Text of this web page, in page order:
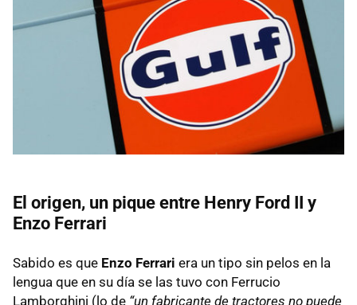
El origen, un pique entre Henry Ford II y
Enzo Ferrari
Sabido es que Enzo Ferrari era un tipo sin pelos en la
lengua que en su día se las tuvo con Ferrucio
Lamborghini (lo de “un fabricante de tractores no puede